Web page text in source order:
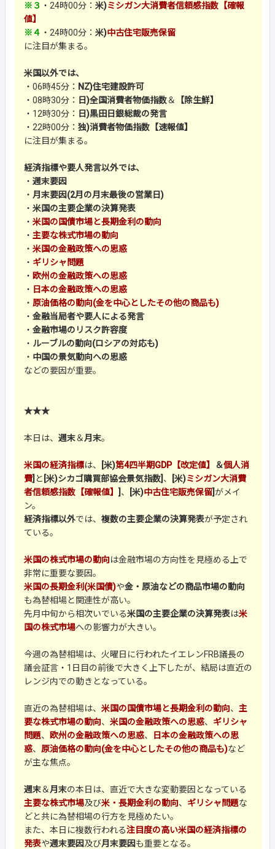
※３ ・24時00分： 米)ミシガン大消費者信頼感指数【確報
値】
※４ ・24時00分： 米)中古住宅販売保留
に注目が集まる。
米国以外では、
・06時45分： NZ)住宅建設許可
・08時30分：
日)全国消費者物価指数＆
【除生鮮】
・12時30分：
日)黒田日銀総裁の発言
・22時00分： 独)消費者物価指数【速報値】
に注目が集まる。
経済指標や要人発言以外では、
・ 週末要因
・ 月末要因(2月の月末最後の営業日)
・ 米国の主要企業の決算発表
・ 米国の国債市場と長期金利の動向
・ 主要な株式市場の動向
・ 米国の金融政策への思惑
・ ギリシャ問題
・ 欧州の金融政策への思惑
・ 日本の金融政策への思惑
・ 原油価格の動向(金を中心としたその他の商品も)
・ 金融当局者や要人による発言
・ 金融市場のリスク許容度
・ ルーブルの動向(ロシアの対応も)
・ 中国の景気動向への思惑
などの要因が重要。
★★★
本日は、 週末＆月末。
米国の経済指標は、 [米)第4四半期GDP【改定値】 ＆個人消
費] と [米)シカゴ購買部協会景気指数] 、 [米)ミシガン大消費
者信頼感指数【確報値】 ] 、 [米)中古住宅販売保留]がメイ
ン。
経済指標以外では、 複数の主要企業の決算発表が予定され
ている。
米国の株式市場の動向は金融市場の方向性を見極める上で
非常に重要な要因。
米国の長期金利(米国債)や金・原油などの商品市場の動向
も為替相場と関連性が高い。
先月中旬から相次いでいる米国の主要企業の決算発表は米
国の株式市場への影響力が大きい。
今週の為替相場は、火曜日に行われたイエレンFRB議長の
議会証言・1日目の前後で大きく上下したが、結局は直近の
レンジ内での動きとなっている。
直近の為替相場は、 米国の国債市場と長期金利の動向、 主
要な株式市場の動向、 米国の金融政策への思惑、 ギリシャ
問題、 欧州の金融政策への思惑、
日本の金融政策への思
惑、 原油価格の動向(金を中心としたその他の商品も)など
が主な焦点。
週末＆月末の本日は、直近で大きな変動要因となっている
主要な株式市場及び米・長期金利の動向、 ギリシャ問題な
どと共に為替相場の行方を見極めたい。
また、本日に複数行われる注目度の高い米国の経済指標の
発表や週末要因及び月末要因も重要となる。